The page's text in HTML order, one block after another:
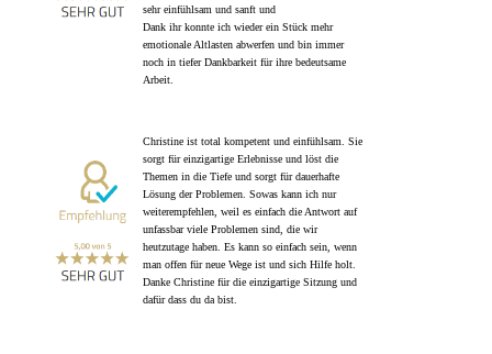
sehr einfühlsam und sanft und
Dank ihr konnte ich wieder ein Stück mehr
emotionale Altlasten abwerfen und bin immer
noch in tiefer Dankbarkeit für ihre bedeutsame
Arbeit.
Christine ist total kompetent und einfühlsam. Sie
sorgt für einzigartige Erlebnisse und löst die
Themen in die Tiefe und sorgt für dauerhafte
Lösung der Problemen. Sowas kann ich nur
weiterempfehlen, weil es einfach die Antwort auf
unfassbar viele Problemen sind, die wir
heutzutage haben. Es kann so einfach sein, wenn
man offen für neue Wege ist und sich Hilfe holt.
Danke Christine für die einzigartige Sitzung und
dafür dass du da bist.